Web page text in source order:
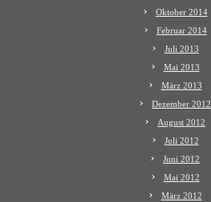
Oktober 2014
Februar 2014
Juli 2013
Mai 2013
März 2013
Dezember 2012
August 2012
Juli 2012
Juni 2012
Mai 2012
März 2012